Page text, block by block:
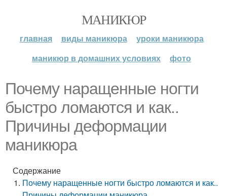
МАНИКЮР
главная виды маникюра
уроки маникюра
маникюр в домашних условиях
фото
Почему наращенные ногти
быстро ломаются и как..
Причины деформации
маникюра
Содержание
Почему наращенные ногти быстро ломаются и как..